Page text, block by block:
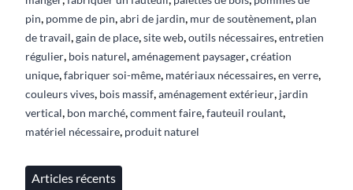
pin, pomme de pin,abri de jardin, mur de soutènement, plan
de travail,gain de place,site web,outils nécessaires,entretien
régulier, bois naturel,aménagement paysager,création
unique,fabriquer soi-même, matériaux nécessaires,en verre,
couleurs vives, bois massif,aménagement extérieur, jardin
vertical, bon marché,comment faire,fauteuil roulant,
matériel nécessaire, produit naturel
Articles récents